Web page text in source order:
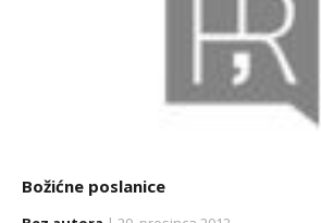
Božićne poslanice